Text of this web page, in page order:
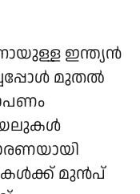
ഇന്ത്യന്‍
മുതല്‍
മുൻപ്